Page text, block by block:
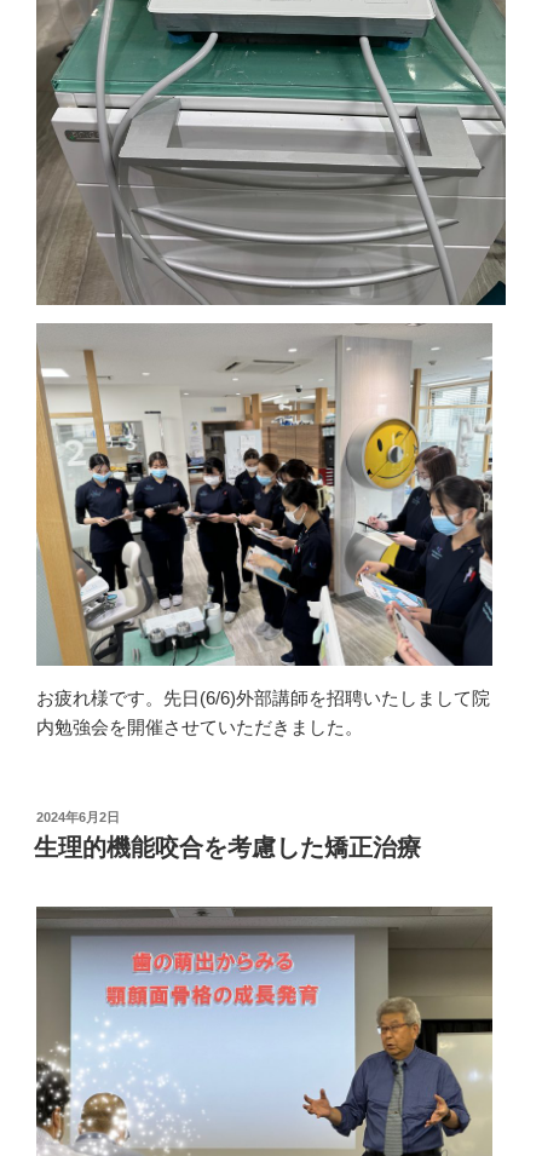
お疲れ様です。先日(6/6)外部講師を招聘いたしまして院
内勉強会を開催させていただきました。
投
稿
日:
2024年6月2日
生理的機能咬合を考慮した矯正治療